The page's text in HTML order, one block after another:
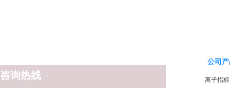
咨询热线
公司
离子指标